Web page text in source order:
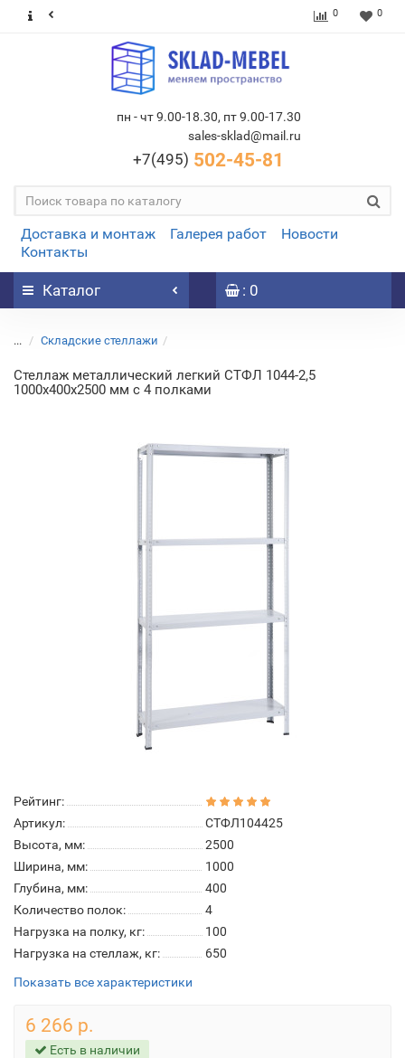
0 0
пн - чт 9.00-18.30, пт 9.00-17.30
sales-sklad@mail.ru
+7(495) 502-45-81
Доставка и монтаж Галерея работ
Новости
Контакты
Каталог : 0
... Складские стеллажи
Стеллаж металлический легкий СТФЛ 1044-2,5
1000х400х2500 мм с 4 полками
Рейтинг:
Артикул:
СТФЛ104425
Высота, мм:
2500
Ширина, мм:
1000
Глубина, мм:
400
Количество полок:
4
Нагрузка на полку, кг:
100
Нагрузка на стеллаж, кг:
650
Показать все характеристики
6 266 р.
Есть в наличии